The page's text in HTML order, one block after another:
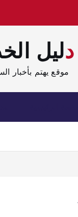
دليل
موقع يهتم بأخبار